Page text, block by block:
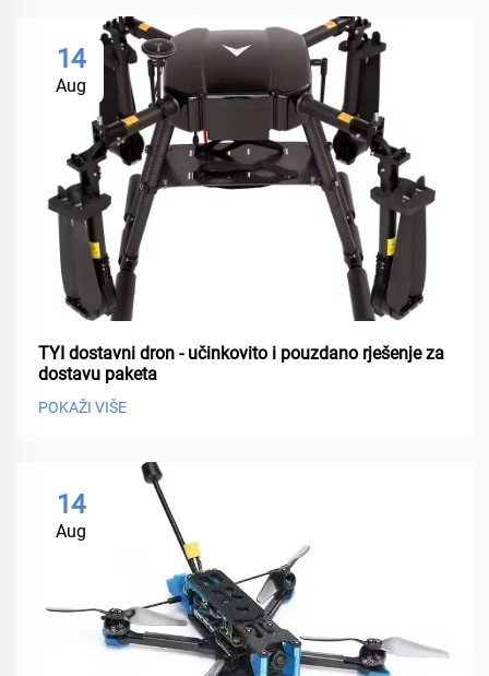
14
Aug
TYI dostavni dron - učinkovito i pouzdano rješenje za
dostavu paketa
POKAŽI VIŠE
14
Aug